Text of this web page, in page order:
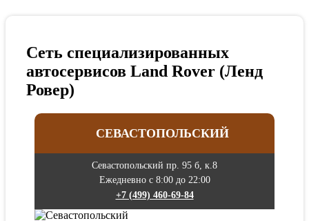
Сеть специализированных
автосервисов Land Rover (Ленд
Ровер)
СЕВАСТОПОЛЬСКИЙ
Севастопольский пр. 95 б, к.8
Ежедневно с 8:00 до 22:00
+7 (499) 460-69-84